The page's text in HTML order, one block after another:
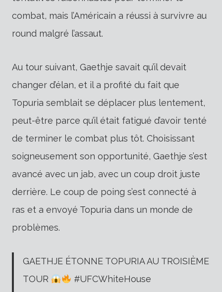
combat, mais l’Américain a réussi à survivre au
round malgré l’assaut.
Au tour suivant, Gaethje savait qu’il devait
changer d’élan, et il a profité du fait que
Topuria semblait se déplacer plus lentement,
peut-être parce qu’il était fatigué d’avoir tenté
de terminer le combat plus tôt. Choisissant
soigneusement son opportunité, Gaethje s’est
avancé avec un jab, avec un coup droit juste
derrière. Le coup de poing s’est connecté à
ras et a envoyé Topuria dans un monde de
problèmes.
GAETHJE ÉTONNE TOPURIA AU TROISIÈME
TOUR
#UFCWhiteHouse